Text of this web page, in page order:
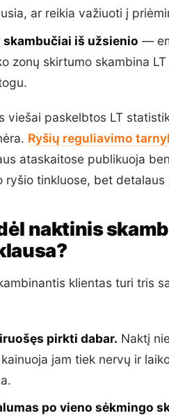
ar reikia važiuoti į
skambučiai iš užsienio —
zonų skirtumo skambina
viešai paskelbtos LT
Ryšių reguliavimo
ataskaitose publikuoja
ryšio tinkluose, bet
naktinis
klientas turi tris
pirkti dabar. Naktį
jam tiek nervų ir
po vieno sėkmingo